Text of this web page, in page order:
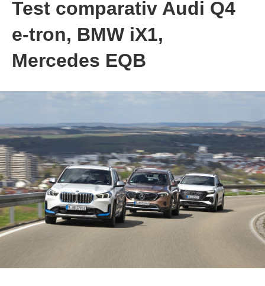
Test comparativ Audi Q4
e-tron, BMW iX1,
Mercedes EQB